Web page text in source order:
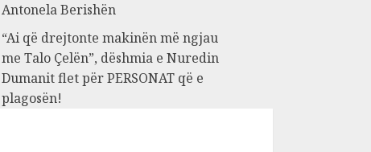
Antonela Berishën
“Ai që drejtonte makinën më ngjau
me Talo Çelën”, dëshmia e Nuredin
Dumanit flet për PERSONAT që e
plagosën!